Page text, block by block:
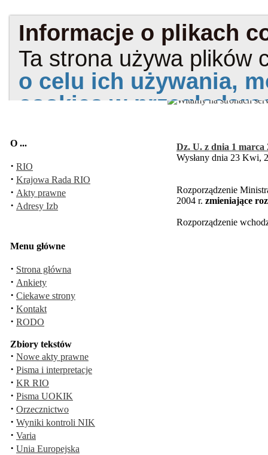
O ...
· RIO
· Krajowa Rada RIO
· Akty prawne
· Adresy Izb
Menu główne
· Strona główna
· Ankiety
· Ciekawe strony
· Kontakt
· RODO
Zbiory tekstów
· Nowe akty prawne
· Pisma i interpretacje
· KR RIO
· Pisma UOKIK
· Orzecznictwo
· Wyniki kontroli NIK
· Varia
· Unia Europejska
Dz. U. z dnia 1 marca
Wysłany dnia 23 Kwi,
Rozporządzenie
2004 r. zmieniające
Rozporządzenie